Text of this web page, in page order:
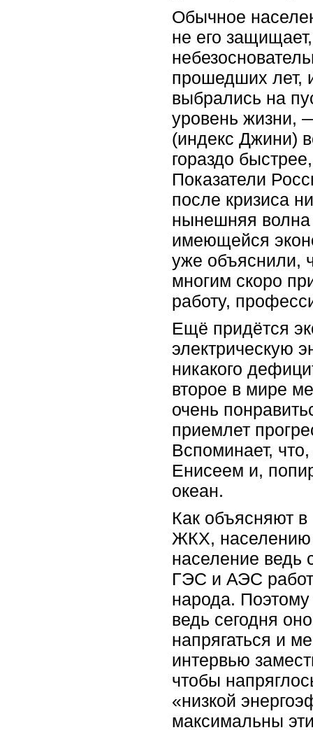
Обычное
не его
прошедших лет,
выбрались на
уровень жизни,
(индекс Джини)
гораздо
Показатели
после кризиса
нынешняя волна
имеющейся
уже объяснили,
многим скоро
работу,
Ещё придётся
электрическую
никакого
второе в мире
очень
приемлет
Вспоминает,
Енисеем и,
океан.
Как объясняют в
ЖКХ, населению
население ведь
ГЭС и АЭС
народа.
ведь сегодня
напрягаться и
интервью
чтобы
«низкой
максимальны